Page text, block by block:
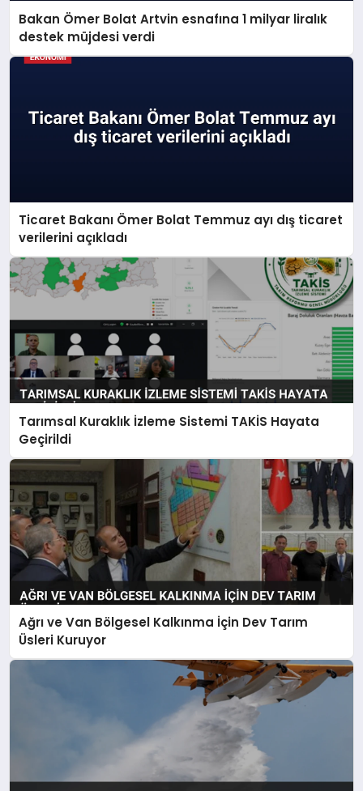
Bakan Ömer Bolat Artvin esnafına 1 milyar liralık
destek müjdesi verdi
Ticaret Bakanı Ömer Bolat Temmuz ayı dış ticaret
verilerini açıkladı
Tarımsal Kuraklık İzleme Sistemi TAKİS Hayata
Geçirildi
Ağrı ve Van Bölgesel Kalkınma İçin Dev Tarım
Üsleri Kuruyor